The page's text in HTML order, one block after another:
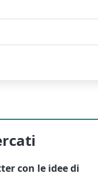
con le idee di